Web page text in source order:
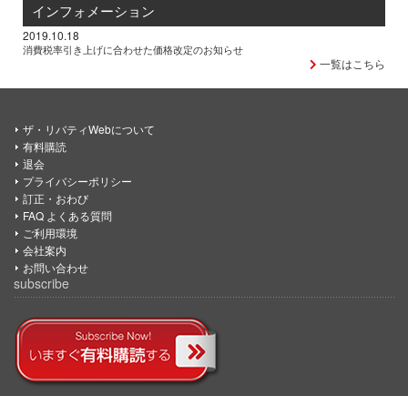
インフォメーション
2019.10.18
消費税率引き上げに合わせた価格改定のお知らせ
一覧はこちら
ザ・リバティWebについて
有料購読
退会
プライバシーポリシー
訂正・おわび
FAQ よくある質問
ご利用環境
会社案内
お問い合わせ
subscribe